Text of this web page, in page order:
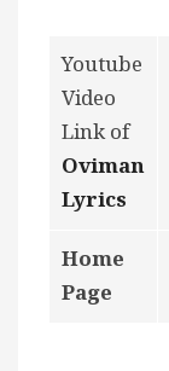
Youtube
Video
Link of
Oviman
Lyrics
Home
Page